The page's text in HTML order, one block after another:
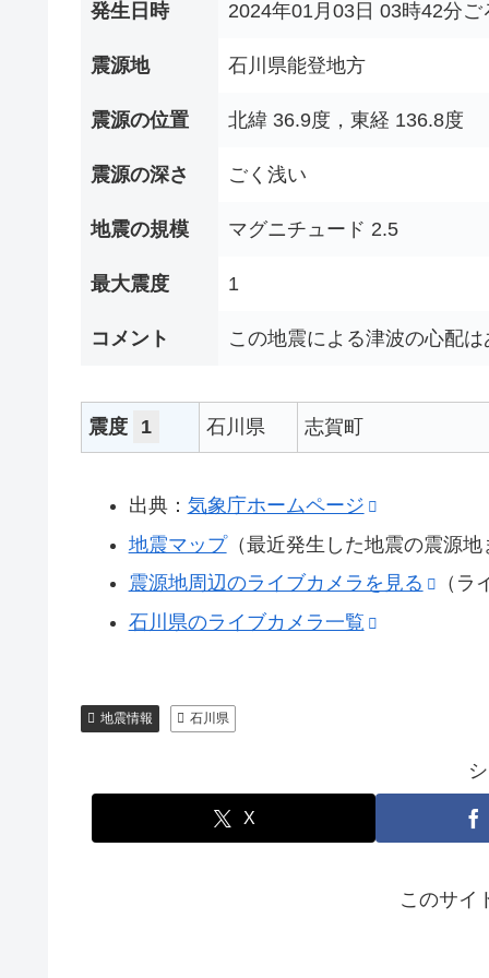
発生日時 2024年01月03日 03時42分ご
震源地 石川県能登地方
震源の位置 北緯 36.9度，東経 136.8度
震源の深さ ごく浅い
地震の規模 マグニチュード 2.5
最大震度 1
コメント この地震による津波の心配
震度 1 石川県 志賀町
出典： 気象庁ホームページ
地震マップ（最近発生した地震の震源地
震源地周辺のライブカメラを見る
（ラ
石川県のライブカメラ一覧
地震情報 石川県
X
このサイ